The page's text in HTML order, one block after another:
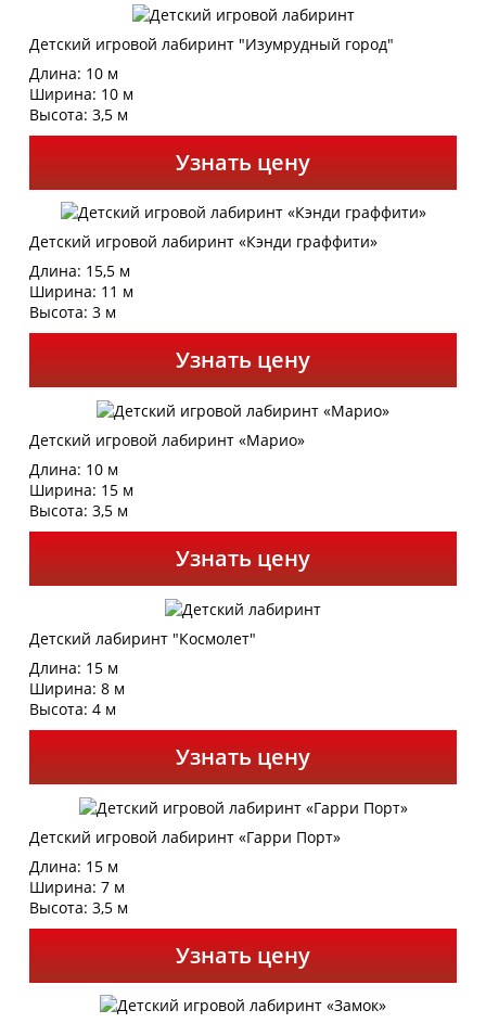
Детский игровой лабиринт "Изумрудный город"
Длина: 10 м
Ширина: 10 м
Высота: 3,5 м
Узнать цену
Детский игровой лабиринт «Кэнди граффити»
Длина: 15,5 м
Ширина: 11 м
Высота: 3 м
Узнать цену
Детский игровой лабиринт «Марио»
Длина: 10 м
Ширина: 15 м
Высота: 3,5 м
Узнать цену
Детский лабиринт "Космолет"
Длина: 15 м
Ширина: 8 м
Высота: 4 м
Узнать цену
Детский игровой лабиринт «Гарри Порт»
Длина: 15 м
Ширина: 7 м
Высота: 3,5 м
Узнать цену